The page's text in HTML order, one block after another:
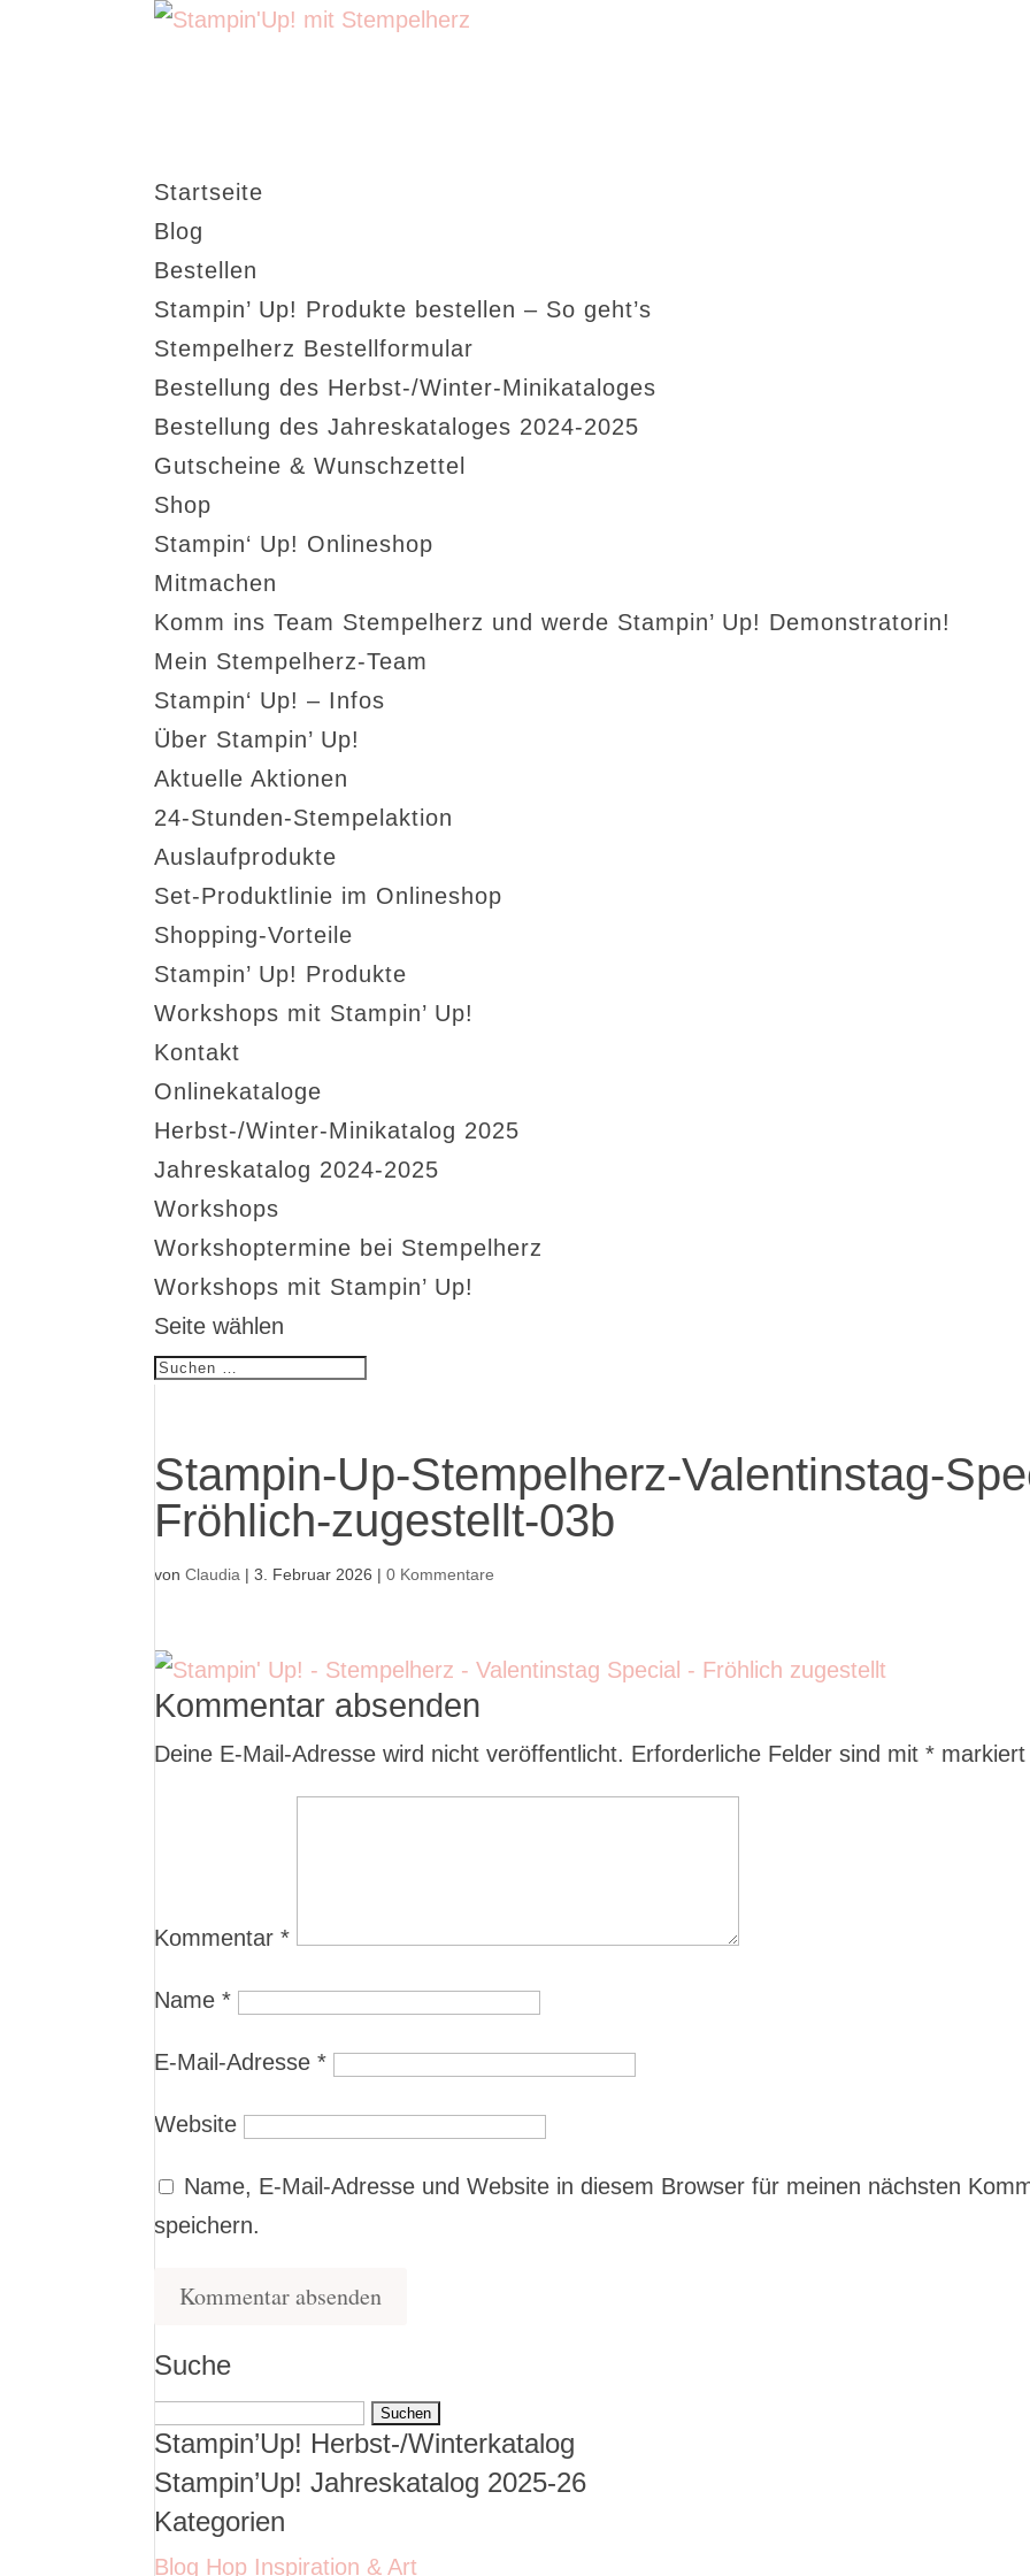
Startseite
Blog
Bestellen
Stampin’ Up! Produkte bestellen – So geht’s
Stempelherz Bestellformular
Bestellung des Herbst-/Winter-Minikataloges
Bestellung des Jahreskataloges 2024-2025
Gutscheine & Wunschzettel
Shop
Stampin‘ Up! Onlineshop
Mitmachen
Komm ins Team Stempelherz und werde Stampin’ Up! Demonstratorin!
Mein Stempelherz-Team
Stampin‘ Up! – Infos
Über Stampin’ Up!
Aktuelle Aktionen
24-Stunden-Stempelaktion
Auslaufprodukte
Set-Produktlinie im Onlineshop
Shopping-Vorteile
Stampin’ Up! Produkte
Workshops mit Stampin’ Up!
Kontakt
Onlinekataloge
Herbst-/Winter-Minikatalog 2025
Jahreskatalog 2024-2025
Workshops
Workshoptermine bei Stempelherz
Workshops mit Stampin’ Up!
Seite wählen
Stampin-Up-Stempelherz-Valentinstag-
Fröhlich-zugestellt-03b
vonClaudia |3. Februar 2026 |0 Kommentare
Kommentar absenden
Deine E-Mail-Adresse wird nicht veröffentlicht. Erforderliche Felder sind mit* markiert
Kommentar*
Name*
E-Mail-Adresse*
Website
Name, E-Mail-Adresse und Website in diesem Browser für meinen nächsten
speichern.
Suche
Suchen
nach:
Stampin’Up! Herbst-/Winterkatalog
Stampin’Up! Jahreskatalog 2025-26
Kategorien
Blog Hop Inspiration & Art